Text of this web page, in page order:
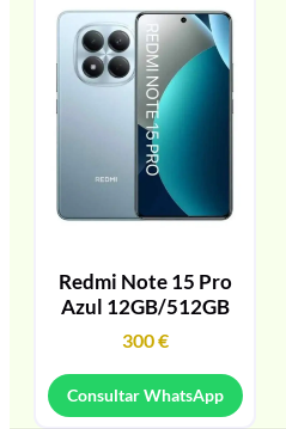
Redmi Note 15 Pro
Azul 12GB/512GB
300€
Consultar WhatsApp